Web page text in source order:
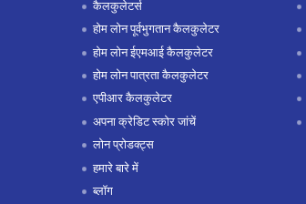
कैलकुलेटर्स
होम लोन पूर्वभुगतान कैलकुलेटर
होम लोन ईएमआई कैलकुलेटर
होम लोन पात्रता कैलकुलेटर
एपीआर कैलकुलेटर
अपना क्रेडिट स्कोर जांचें
लोन प्रोडक्ट्स
हमारे बारे में
ब्लॉग